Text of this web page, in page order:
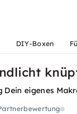
DIY-Boxen
eigenes